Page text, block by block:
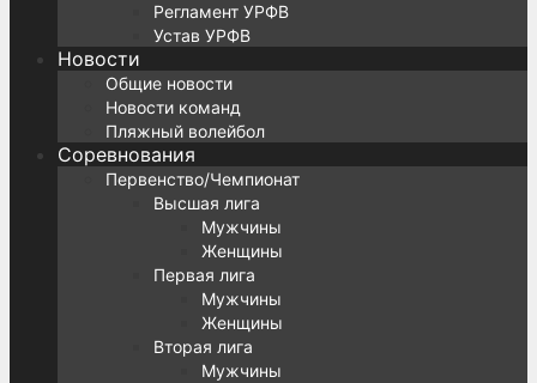
Регламент УРФВ
Устав УРФВ
Новости
Общие новости
Новости команд
Пляжный волейбол
Соревнования
Первенство/Чемпионат
Высшая лига
Мужчины
Женщины
Первая лига
Мужчины
Женщины
Вторая лига
Мужчины